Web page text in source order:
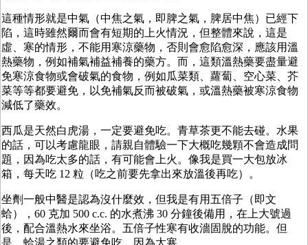
這種情形就是中氣（中焦之氣，即脾之氣，脾居中焦）已經下
陷，這時雖然爾而會有短期的上火情況，但整體來說，這是
虛、寒的情形，不能用寒涼藥物，否則會愈陷愈深，應該用溫
熱藥物，例如補氣補益補養的藥方。而，這類溫熱藥要盡量避
免寒涼食物或會破氣的食物，例如瓜菜類、蘿蔔、空心菜、芥
菜等等都要避免，以免補氣反而被破氣，或溫熱藥被寒涼食物
減低了藥效。
西瓜是天然白虎湯，一定要避免吃。青草茶更不能去碰。水果
的話，可以考慮龍眼，請親自體驗一下大概吃幾顆不會造成問
題，因為吃太多的話，有可能會上火。像我是買一大包放冰
箱，每天吃 12 粒（吃之前要先拿出來放溫後再吃）。
坐劑一般中醫是認為沒什麼效，但我是有用五倍子（即文
蛤），60 克加 500 c.c. 的水煮沸 30 分鐘後備用，在上大號過
後，配合溫熱水來坐浴。五倍子性寒有收濇固脫的功能。但